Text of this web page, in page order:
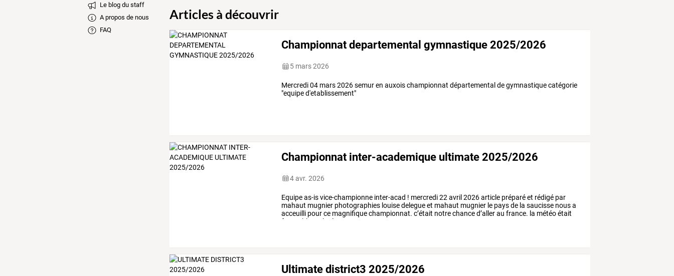
Le blog du staff
A propos de nous
FAQ
Articles à découvrir
Championnat departemental gymnastique 2025/2026
5 mars 2026
Mercredi 04 mars 2026 semur en auxois championnat départemental de gymnastique catégorie
"equipe d'etablissement"
Championnat inter-academique ultimate 2025/2026
4 avr. 2026
Equipeas-isvice-championne inter-acad ! mercredi22 avril 2026article préparéet rédigé par
mahaut mugnier photographies louisedelegueet mahaut mugnier le paysde la saucisse nousa
acceuilli pource magnifiquechampionnat. c’était notrechanced’allerau france. la météoétait
favorable
malgré
Ultimate district3 2025/2026